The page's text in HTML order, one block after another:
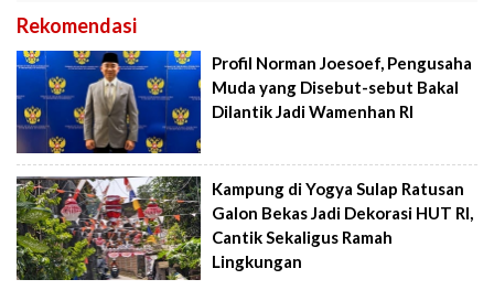
Rekomendasi
Profil Norman Joesoef, Pengusaha
Muda yang Disebut-sebut Bakal
Dilantik Jadi Wamenhan RI
Kampung di Yogya Sulap Ratusan
Galon Bekas Jadi Dekorasi HUT RI,
Cantik Sekaligus Ramah
Lingkungan